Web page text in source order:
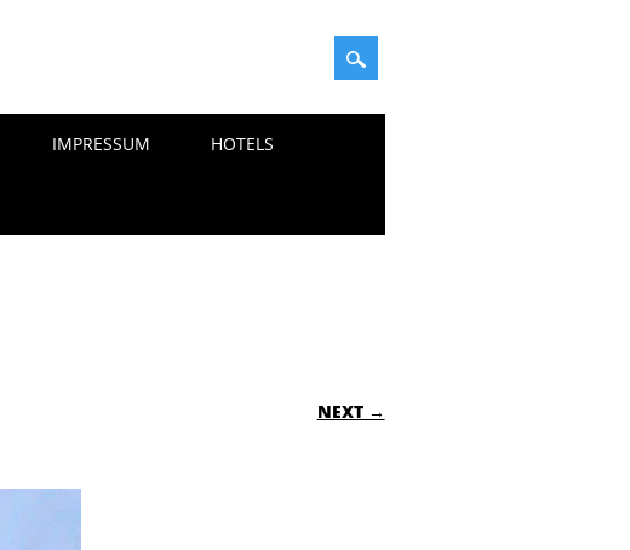
IMPRESSUM HOTELS
NEXT →